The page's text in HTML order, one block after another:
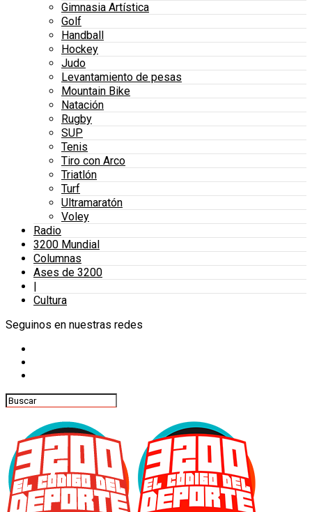
Gimnasia Artística
Golf
Handball
Hockey
Judo
Levantamiento de pesas
Mountain Bike
Natación
Rugby
SUP
Tenis
Tiro con Arco
Triatlón
Turf
Ultramaratón
Voley
Radio
3200 Mundial
Columnas
Ases de 3200
|
Cultura
Seguinos en nuestras redes